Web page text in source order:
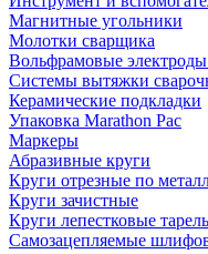
Магнитные угольники
Молотки сварщика
Вольфрамовые
Системы вытяжки
Керамические подкладки
Упаковка Marathon Pac
Маркеры
Абразивные круги
Круги отрезные по
Круги зачистные
Круги лепестковые
Самозацепляемые